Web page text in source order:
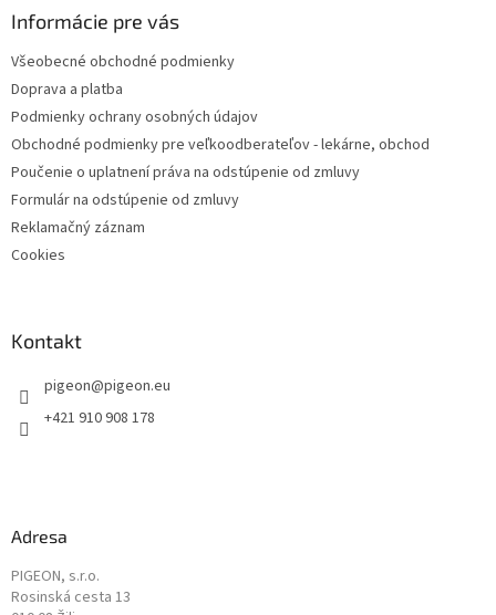
Informácie pre vás
Všeobecné obchodné podmienky
Doprava a platba
Podmienky ochrany osobných údajov
Obchodné podmienky pre veľkoodberateľov - lekárne, obchod
Poučenie o uplatnení práva na odstúpenie od zmluvy
Formulár na odstúpenie od zmluvy
Reklamačný záznam
Cookies
Kontakt
pigeon@pigeon.eu
+421 910 908 178
Adresa
PIGEON, s.r.o.
Rosinská cesta 13